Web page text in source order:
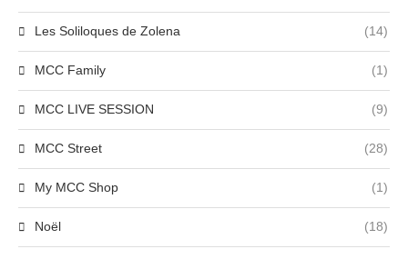
Les Soliloques de Zolena (14)
MCC Family (1)
MCC LIVE SESSION (9)
MCC Street (28)
My MCC Shop (1)
Noël (18)